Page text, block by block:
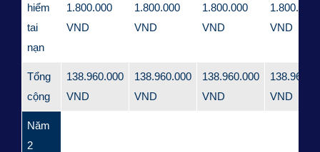
hiểm
tai
nạn
1.800.000
VND
1.800.000
VND
1.800.000
VND
1.800.000
VND
Tổng
cộng
138.960.000
VND
138.960.000
VND
138.960.000
VND
VND
Năm
2